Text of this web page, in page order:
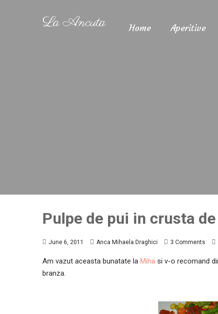
La Ancuta Home Aperitive
Pulpe de pui in crusta
June 6, 2011 Anca Mihaela Draghici 3 Comments
Am vazut aceasta bunatate la Miha si v-o recomand
branza.